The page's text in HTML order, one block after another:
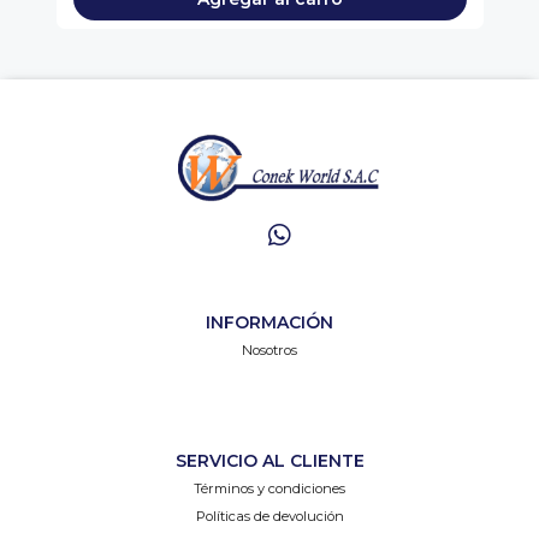
INFORMACIÓN
Nosotros
SERVICIO AL CLIENTE
Términos y condiciones
Políticas de devolución